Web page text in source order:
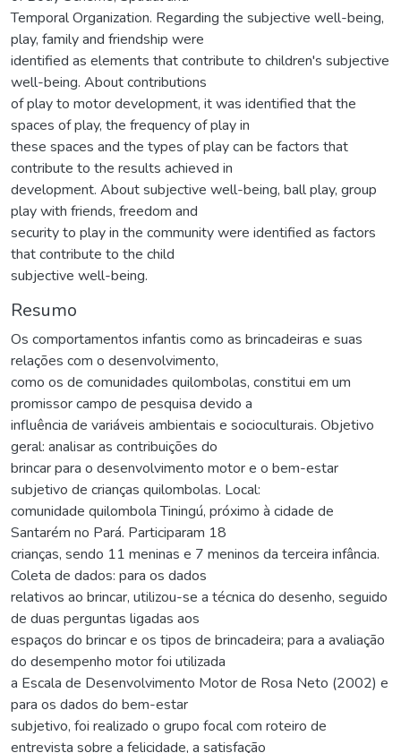
Temporal Organization. Regarding the subjective well-being,
play, family and friendship were
identified as elements that contribute to children's subjective
well-being. About contributions
of play to motor development, it was identified that the
spaces of play, the frequency of play in
these spaces and the types of play can be factors that
contribute to the results achieved in
development. About subjective well-being, ball play, group
play with friends, freedom and
security to play in the community were identified as factors
that contribute to the child
subjective well-being.
Resumo
Os comportamentos infantis como as brincadeiras e suas
relações com o desenvolvimento,
como os de comunidades quilombolas, constitui em um
promissor campo de pesquisa devido a
influência de variáveis ambientais e socioculturais. Objetivo
geral: analisar as contribuições do
brincar para o desenvolvimento motor e o bem-estar
subjetivo de crianças quilombolas. Local:
comunidade quilombola Tiningú, próximo à cidade de
Santarém no Pará. Participaram 18
crianças, sendo 11 meninas e 7 meninos da terceira infância.
Coleta de dados: para os dados
relativos ao brincar, utilizou-se a técnica do desenho, seguido
de duas perguntas ligadas aos
espaços do brincar e os tipos de brincadeira; para a avaliação
do desempenho motor foi utilizada
a Escala de Desenvolvimento Motor de Rosa Neto (2002) e
para os dados do bem-estar
subjetivo, foi realizado o grupo focal com roteiro de
entrevista sobre a felicidade, a satisfação